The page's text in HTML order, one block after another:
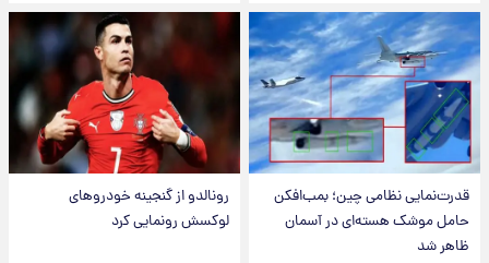
قدرت‌نمایی نظامی چین؛ بمب‌افکن
حامل موشک هسته‌ای در آسمان
ظاهر شد
رونالدو از گنجینه خودروهای
لوکسش رونمایی کرد